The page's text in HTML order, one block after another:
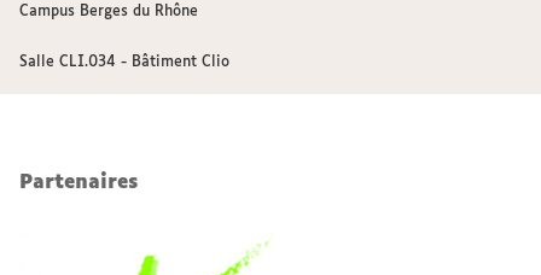
Campus Berges du Rhône
Salle CLI.034 - Bâtiment Clio
Partenaires